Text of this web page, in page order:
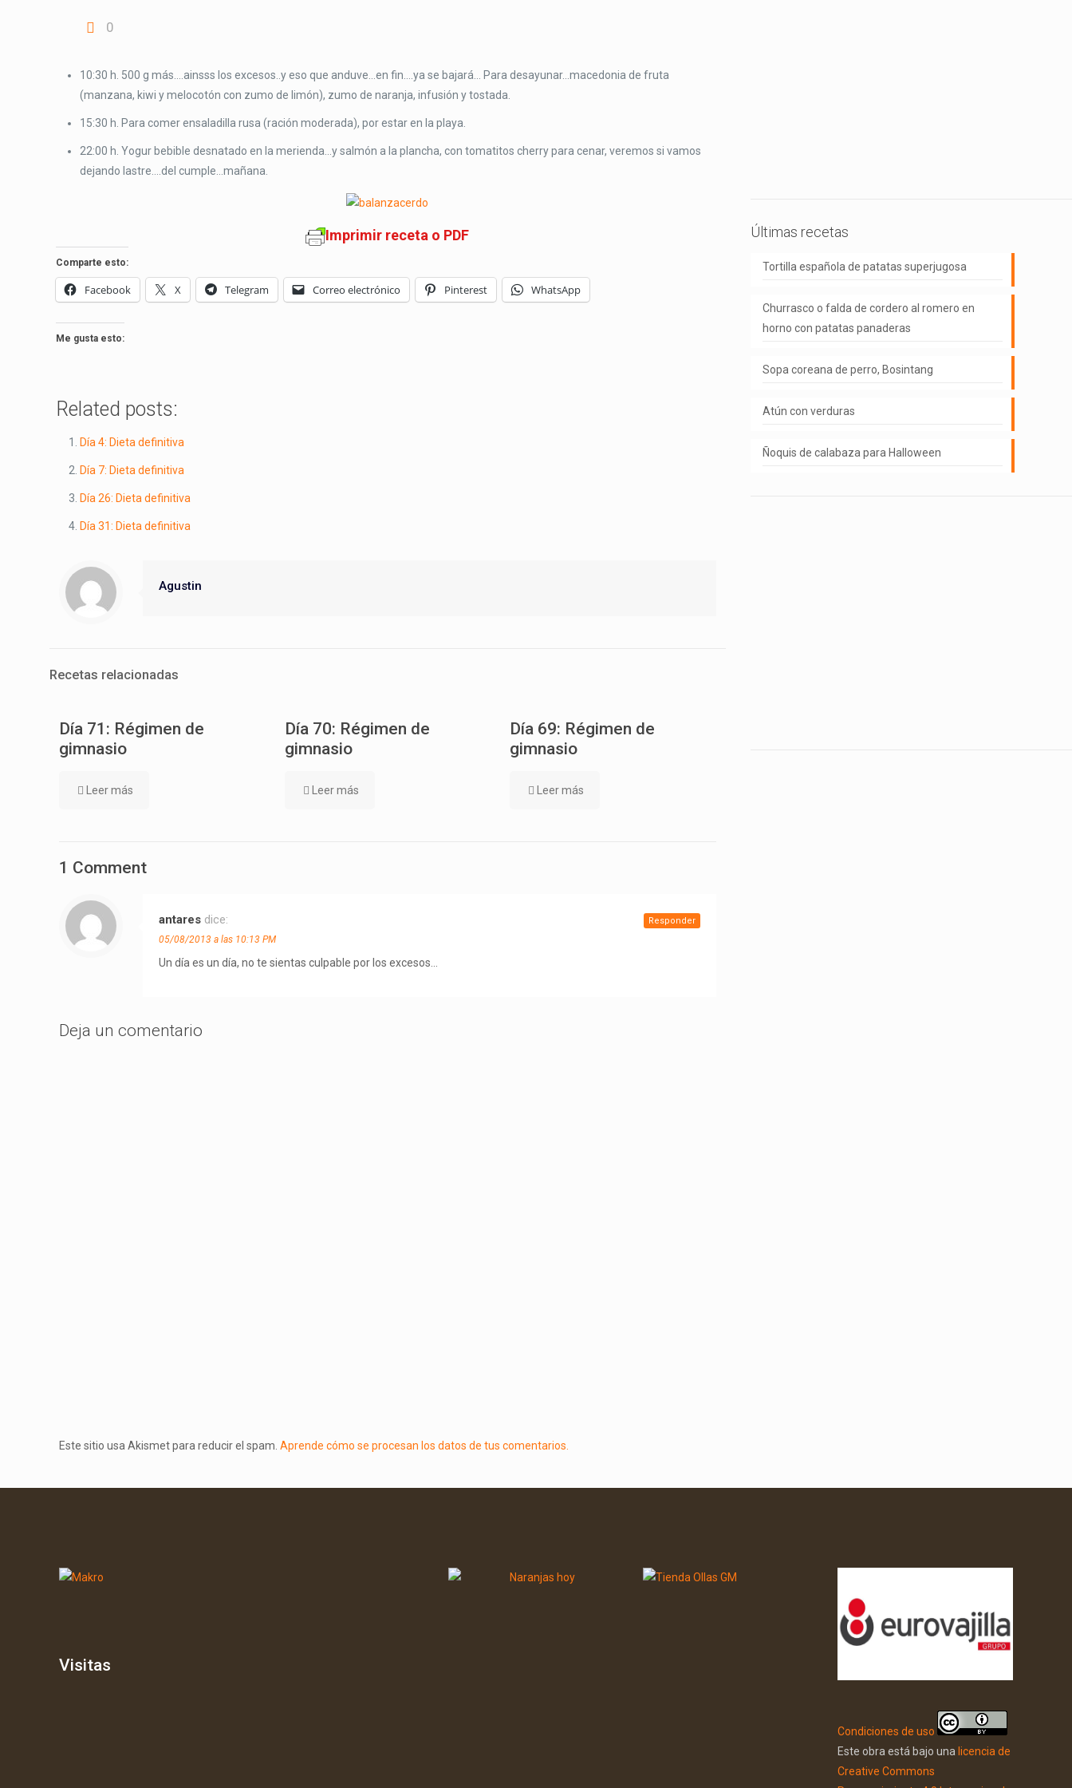
0
10:30 h. 500 g más….ainsss los excesos..y eso que anduve…en fin….ya se bajará… Para desayunar…macedonia de fruta
(manzana, kiwi y melocotón con zumo de limón), zumo de naranja, infusión y tostada.
15:30 h. Para comer ensaladilla rusa (ración moderada), por estar en la playa.
22:00 h. Yogur bebible desnatado en la merienda…y salmón a la plancha, con tomatitos cherry para cenar, veremos si vamos
dejando lastre….del cumple…mañana.
Imprimir receta o PDF
Comparte esto:
Facebook X Telegram Correo electrónico Pinterest WhatsApp
Me gusta esto:
Related posts:
Día 4: Dieta definitiva
Día 7: Dieta definitiva
Día 26: Dieta definitiva
Día 31: Dieta definitiva
Agustin
Recetas relacionadas
Día 71: Régimen de
gimnasio
Leer más
Día 70: Régimen de
gimnasio
Leer más
Día 69: Régimen de
gimnasio
Leer más
1 Comment
antares dice:
05/08/2013 a las 10:13 PM
Un día es un día, no te sientas culpable por los excesos…
Responder
Deja un comentario
Este sitio usa Akismet para reducir el spam. Aprende cómo se procesan los datos de tus comentarios.
Últimas recetas
Tortilla española de patatas superjugosa
Churrasco o falda de cordero al romero en
horno con patatas panaderas
Sopa coreana de perro, Bosintang
Atún con verduras
Ñoquis de calabaza para Halloween
Visitas
Condiciones de uso
Este obra está bajo una licencia de
Creative Commons